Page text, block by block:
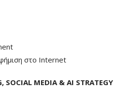
στο Internet
SOCIAL MEDIA & AI STRATEGY